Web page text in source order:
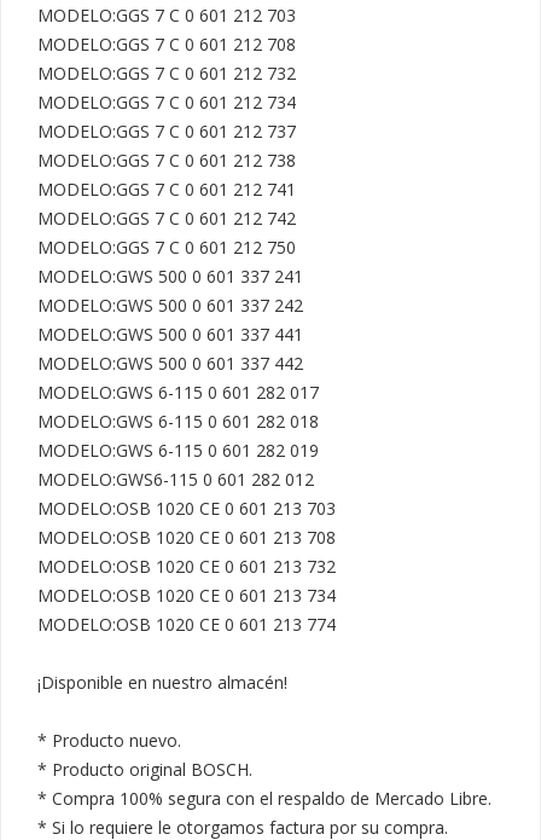
MODELO:GGS 7 C 0 601 212 703
MODELO:GGS 7 C 0 601 212 708
MODELO:GGS 7 C 0 601 212 732
MODELO:GGS 7 C 0 601 212 734
MODELO:GGS 7 C 0 601 212 737
MODELO:GGS 7 C 0 601 212 738
MODELO:GGS 7 C 0 601 212 741
MODELO:GGS 7 C 0 601 212 742
MODELO:GGS 7 C 0 601 212 750
MODELO:GWS 500 0 601 337 241
MODELO:GWS 500 0 601 337 242
MODELO:GWS 500 0 601 337 441
MODELO:GWS 500 0 601 337 442
MODELO:GWS 6-115 0 601 282 017
MODELO:GWS 6-115 0 601 282 018
MODELO:GWS 6-115 0 601 282 019
MODELO:GWS6-115 0 601 282 012
MODELO:OSB 1020 CE 0 601 213 703
MODELO:OSB 1020 CE 0 601 213 708
MODELO:OSB 1020 CE 0 601 213 732
MODELO:OSB 1020 CE 0 601 213 734
MODELO:OSB 1020 CE 0 601 213 774
¡Disponible en nuestro almacén!
* Producto nuevo.
* Producto original BOSCH.
* Compra 100% segura con el respaldo de Mercado Libre.
* Si lo requiere le otorgamos factura por su compra.